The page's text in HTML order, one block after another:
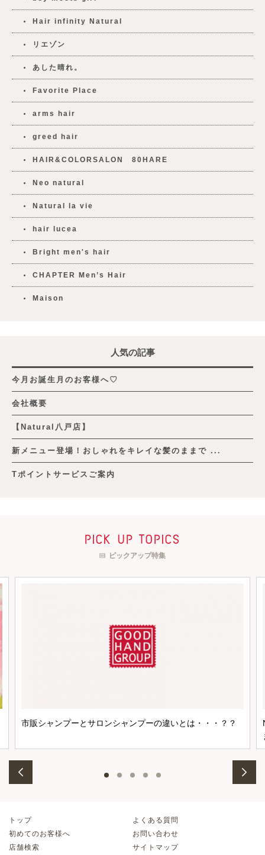
Hair infinity Natural
リエゾン
あした晴れ。
Favorite Place
arms hair
greed hair
HAIR&COLORSALON 80HARE
Neo natural
Natural la vie
hair lucea
Bright men's hair
CHAPTER Men’s Hair
Maison
人気の記事
今月お誕生月のお客様へ♡
会社概要
【Natural八戸店】
新メニュー登場！おしゃれをキレイな髪のままで ...
Tポイントサービスご案内
pick up topics
ピックアップ特集
市販シャンプーとサロンシャンプーの違いとは・・・？？
トップ
初めてのお客様へ
店舗検索
よくある質問
お問い合わせ
サイトマップ